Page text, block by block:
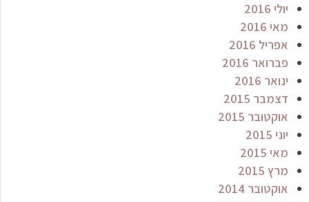
יולי 2016
מאי 2016
אפריל 2016
פברואר 2016
ינואר 2016
דצמבר 2015
אוקטובר 2015
יוני 2015
מאי 2015
מרץ 2015
אוקטובר 2014